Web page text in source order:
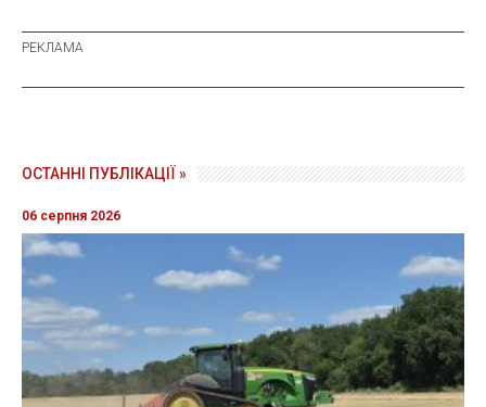
ОСТАННІ ПУБЛІКАЦІЇ »
06 серпня 2026